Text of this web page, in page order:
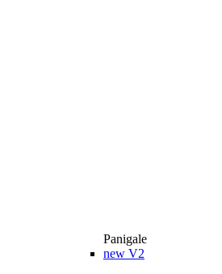
Panigale
new V2